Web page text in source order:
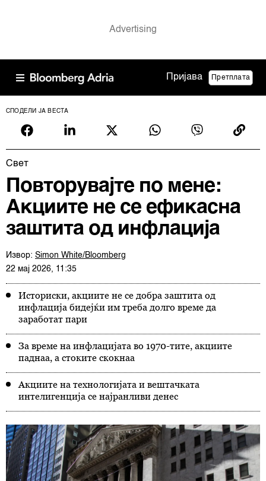
Пријава Претплата
СПОДЕЛИ ЈА ВЕСТА
Свет
Повторувајте по мене:
Акциите не се ефикасна
заштита од инфлација
Извор: Simon White/Bloomberg
22 мај 2026, 11:35
Историски, акциите не се добра заштита од
инфлација бидејќи им треба долго време да
заработат пари
За време на инфлацијата во 1970-тите, акциите
паднаа, а стоките скокнаа
Акциите на технологијата и вештачката
интелигенција се најранливи денес